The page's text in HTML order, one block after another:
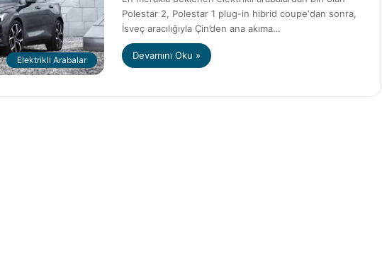
Elektrikli Arabalar
Polestar 2, Polestar 1 plug-in hibrid coupe‘dan sonra,
İsveç aracılığıyla Çin’den ana akıma…
Devamını Oku »